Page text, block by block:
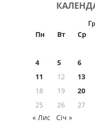
Пн Вт Ср
4
5 6
11
12 13
18
19 20
25
26 27
« Лис
Січ »